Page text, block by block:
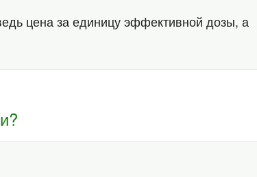
цена за единицу эффективной дозы, а